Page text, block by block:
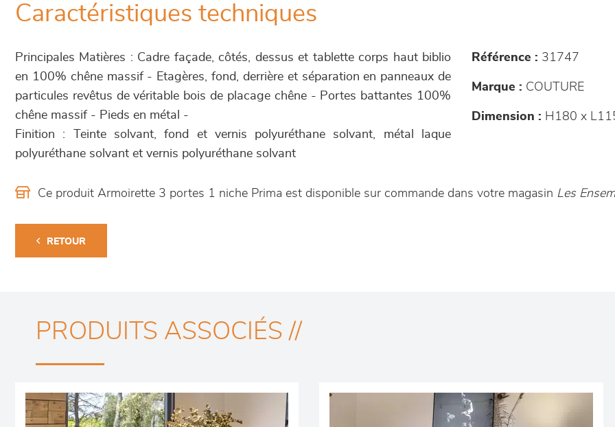
Caractéristiques techniques
Principales Matières : Cadre façade, côtés, dessus et tablette corps haut biblio
en 100% chêne massif - Etagères, fond, derrière et séparation en panneaux de
particules revêtus de véritable bois de placage chêne - Portes battantes 100%
chêne massif - Pieds en métal -
Finition : Teinte solvant, fond et vernis polyuréthane solvant, métal laque
polyuréthane solvant et vernis polyuréthane solvant
Référence : 31747
Marque : COUTURE
Dimension : H180 x
Ce produit Armoirette 3 portes 1 niche Prima est disponible sur commande dans votre magasin Les
RETOUR
PRODUITS ASSOCIÉS //